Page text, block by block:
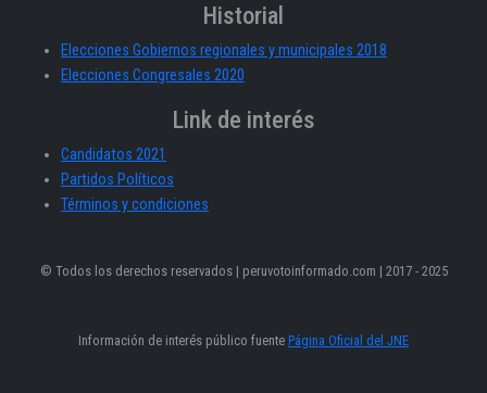
Historial
Elecciones Gobiernos regionales y municipales 2018
Elecciones Congresales 2020
Link de interés
Candidatos 2021
Partidos Políticos
Términos y condiciones
© Todos los derechos reservados | peruvotoinformado.com | 2017 - 2025
Información de interés público fuente Página Oficial del JNE